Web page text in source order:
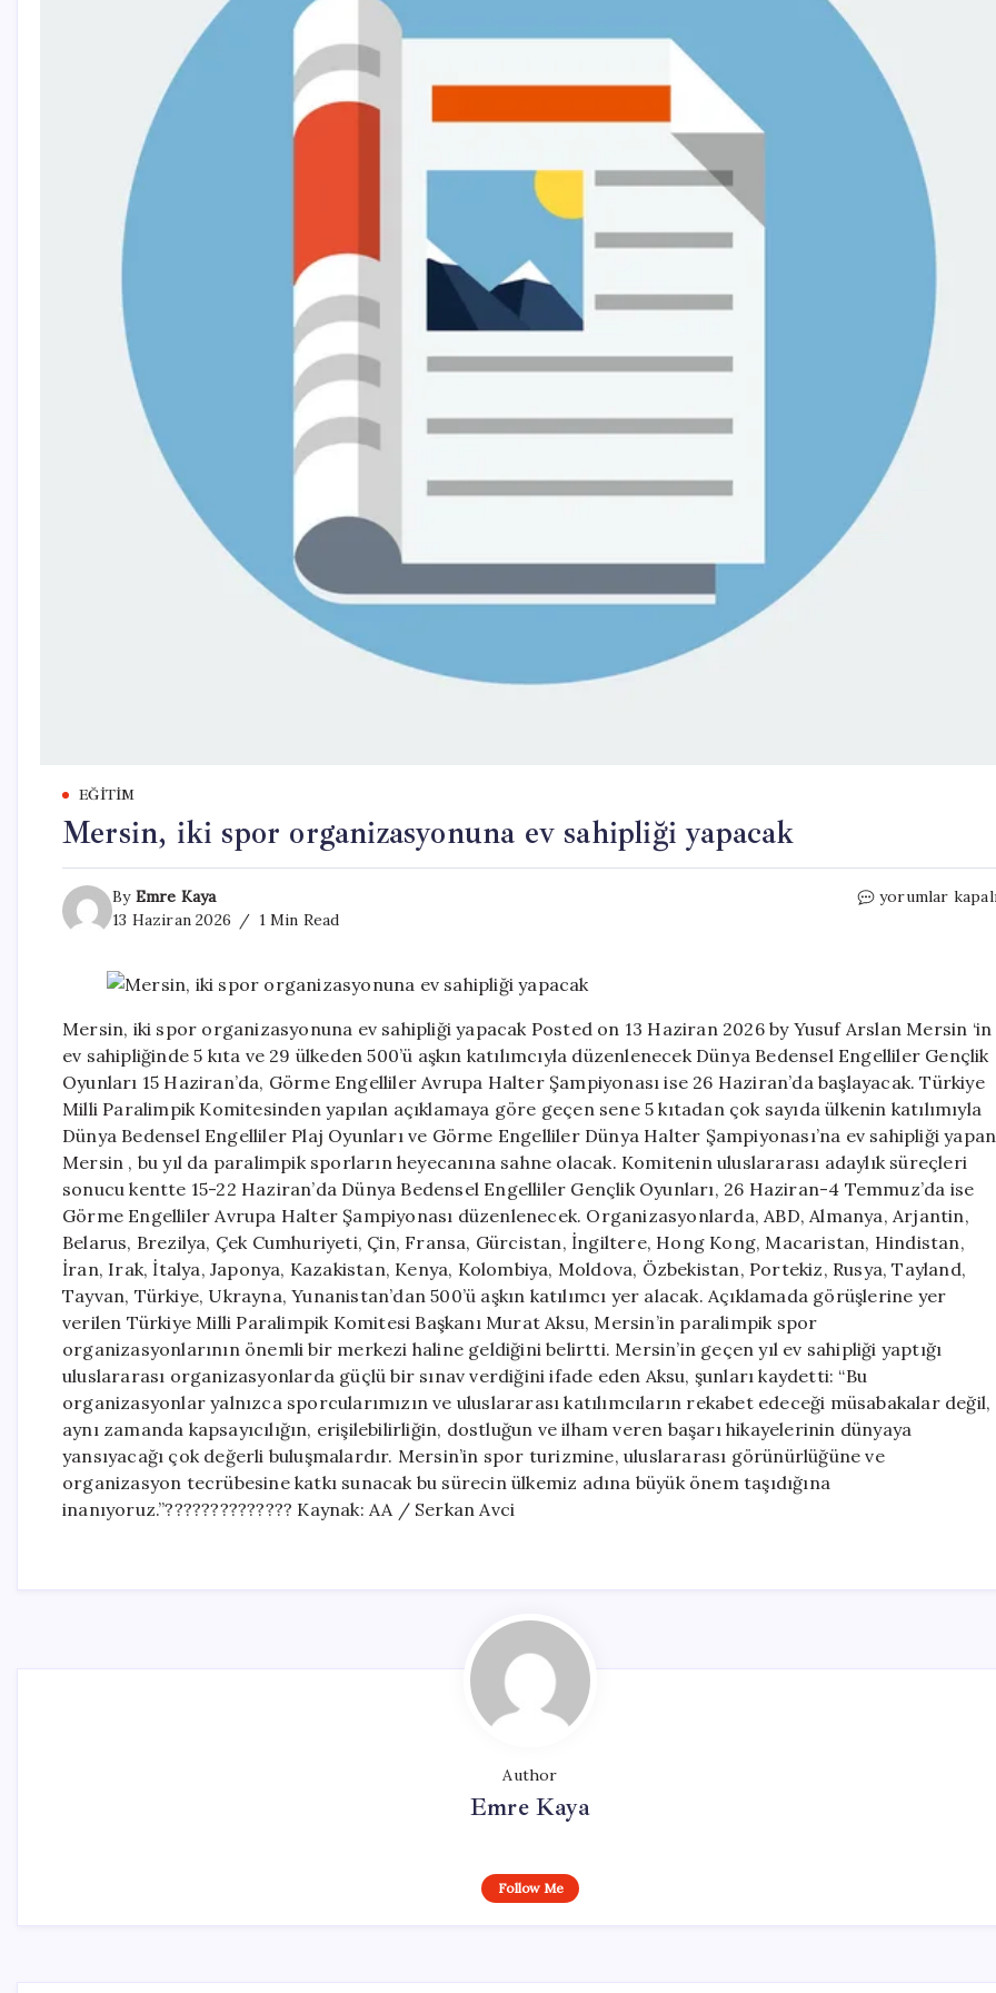
EĞITIM
Mersin, iki spor organizasyonuna ev sahipliği yapacak
By Emre Kaya
13 Haziran 2026
1 Min Read
Mersin,
yapacak
için
yorumlar
Mersin, iki spor organizasyonuna ev sahipliği yapacak Posted on 13 Haziran 2026 by Yusuf Arslan Mersin ‘in
ev sahipliğinde 5 kıta ve 29 ülkeden 500’ü aşkın katılımcıyla düzenlenecek Dünya Bedensel Engelliler Gençlik
Oyunları 15 Haziran’da, Görme Engelliler Avrupa Halter Şampiyonası ise 26 Haziran’da başlayacak. Türkiye
Milli Paralimpik Komitesinden yapılan açıklamaya göre geçen sene 5 kıtadan çok sayıda ülkenin katılımıyla
Dünya Bedensel Engelliler Plaj Oyunları ve Görme Engelliler Dünya Halter Şampiyonası’na ev sahipliği yapan
Mersin , bu yıl da paralimpik sporların heyecanına sahne olacak. Komitenin uluslararası adaylık süreçleri
sonucu kentte 15-22 Haziran’da Dünya Bedensel Engelliler Gençlik Oyunları, 26 Haziran-4 Temmuz’da ise
Görme Engelliler Avrupa Halter Şampiyonası düzenlenecek. Organizasyonlarda, ABD, Almanya, Arjantin,
Belarus, Brezilya, Çek Cumhuriyeti, Çin, Fransa, Gürcistan, İngiltere, Hong Kong, Macaristan, Hindistan,
İran, Irak, İtalya, Japonya, Kazakistan, Kenya, Kolombiya, Moldova, Özbekistan, Portekiz, Rusya, Tayland,
Tayvan, Türkiye, Ukrayna, Yunanistan’dan 500’ü aşkın katılımcı yer alacak. Açıklamada görüşlerine yer
verilen Türkiye Milli Paralimpik Komitesi Başkanı Murat Aksu, Mersin’in paralimpik spor
organizasyonlarının önemli bir merkezi haline geldiğini belirtti. Mersin’in geçen yıl ev sahipliği yaptığı
uluslararası organizasyonlarda güçlü bir sınav verdiğini ifade eden Aksu, şunları kaydetti: “Bu
organizasyonlar yalnızca sporcularımızın ve uluslararası katılımcıların rekabet edeceği müsabakalar değil,
aynı zamanda kapsayıcılığın, erişilebilirliğin, dostluğun ve ilham veren başarı hikayelerinin dünyaya
yansıyacağı çok değerli buluşmalardır. Mersin’in spor turizmine, uluslararası görünürlüğüne ve
organizasyon tecrübesine katkı sunacak bu sürecin ülkemiz adına büyük önem taşıdığına
inanıyoruz.”?????????????? Kaynak: AA / Serkan Avci
Author
Emre Kaya
Follow Me